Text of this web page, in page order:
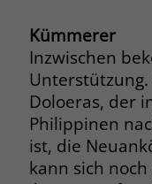
Kümmerer
Inzwischen
Doloeras, der
Philippinen
ist, die
kann sich
Name
Anbieter
Laufzeit 3
Der
die